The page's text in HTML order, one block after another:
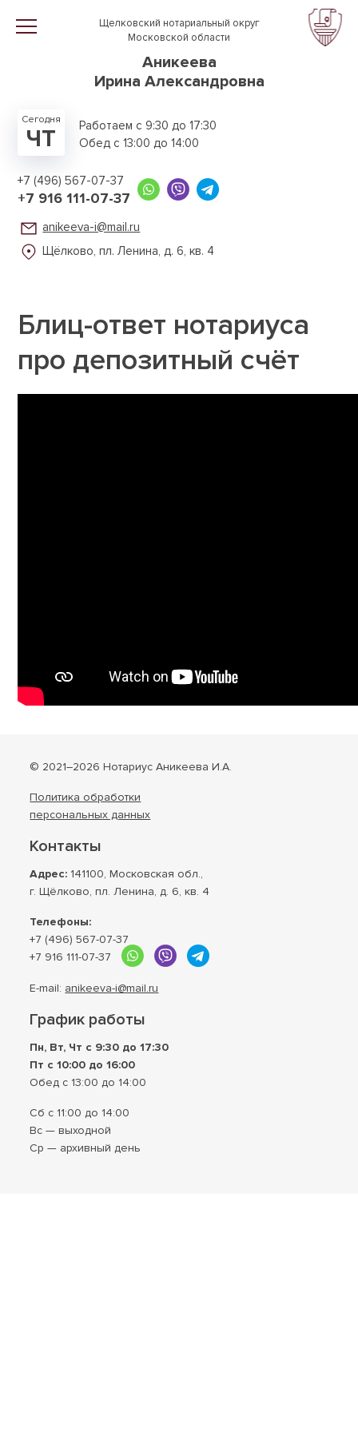
Перейти к основному содержанию
Щелковский нотариальный округ
Московской области
Аникеева
Ирина Александровна
Сегодня
ЧТ
Работаем с 9:30 до 17:30
Обед с 13:00 до 14:00
+7 (496) 567-07-37
+7 916 111-07-37
anikeeva-i@mail.ru
Щёлково, пл. Ленина,д. 6, кв. 4
Блиц-ответ нотариуса
про депозитный счёт
© 2021–2026 Нотариус Аникеева И.А.
Политика обработки
персональных данных
Контакты
Адрес: 141100, Московская обл.,
г. Щёлково, пл. Ленина, д. 6, кв. 4
Телефоны:
+7 (496) 567-07-37
+7 916 111-07-37
E-mail: anikeeva-i@mail.ru
График работы
Пн, Вт, Чт с 9:30 до 17:30
Пт с 10:00 до 16:00
Обед с 13:00 до 14:00
Сб с 11:00 до 14:00
Вс — выходной
Ср — архивный день